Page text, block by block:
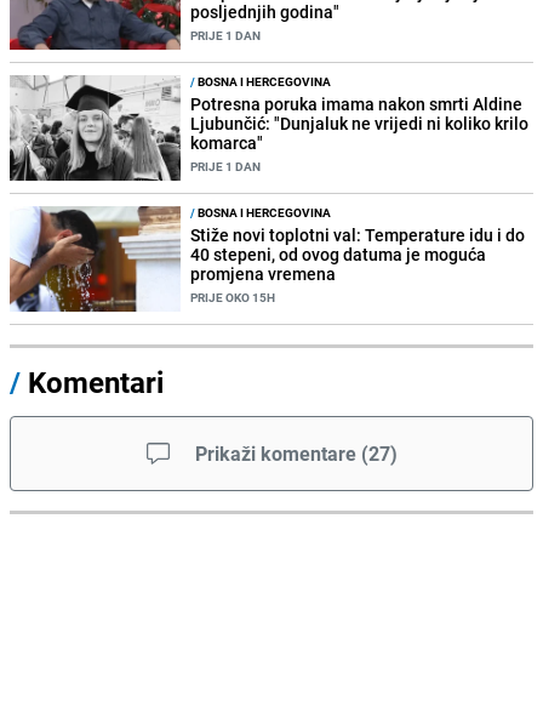
posljednjih godina"
PRIJE 1 DAN
/BOSNA I HERCEGOVINA
Potresna poruka imama nakon smrti Aldine
Ljubunčić: "Dunjaluk ne vrijedi ni koliko krilo
komarca"
PRIJE 1 DAN
/BOSNA I HERCEGOVINA
Stiže novi toplotni val: Temperature idu i do
40 stepeni, od ovog datuma je moguća
promjena vremena
PRIJE OKO 15H
/ Komentari
Prikaži komentare (27)